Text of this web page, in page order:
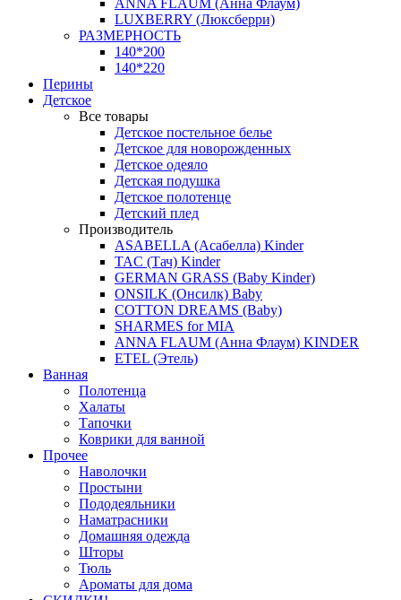
ANNA FLAUM (Анна Флаум)
LUXBERRY (Люксберри)
РАЗМЕРНОСТЬ
140*200
140*220
Перины
Детское
Все товары
Детское постельное белье
Детское для новорожденных
Детское одеяло
Детская подушка
Детское полотенце
Детский плед
Производитель
ASABELLA (Асабелла) Kinder
TAC (Тач) Kinder
GERMAN GRASS (Baby Kinder)
ONSILK (Онсилк) Baby
COTTON DREAMS (Baby)
SHARMES for MIA
ANNA FLAUM (Анна Флаум) KINDER
ETEL (Этель)
Ванная
Полотенца
Халаты
Тапочки
Коврики для ванной
Прочее
Наволочки
Простыни
Пододеяльники
Наматрасники
Домашняя одежда
Шторы
Тюль
Ароматы для дома